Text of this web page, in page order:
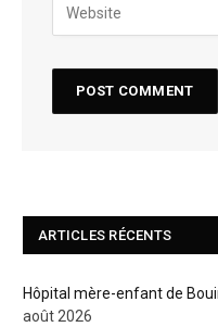
ARTICLES RÉCENTS
Hôpital mère-enfant de
août 2026